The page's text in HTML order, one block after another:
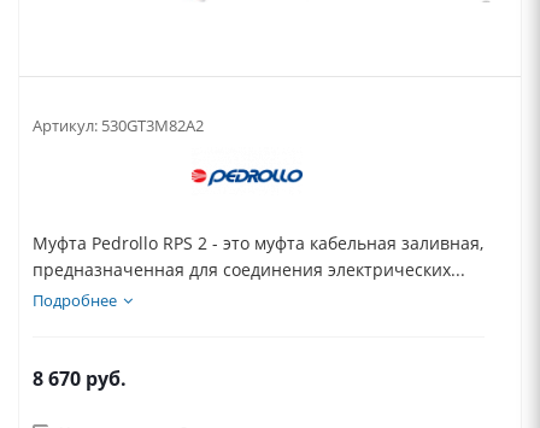
Артикул: 530GT3M82A2
Муфта Pedrollo RPS 2 - это муфта кабельная заливная,
предназначенная для соединения электрических...
Подробнее
8 670 руб.